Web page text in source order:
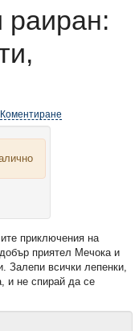
раиран:
Коментиране
приключения на
приятел Мечока и
Залепи всички лепенки,
и не спирай да се